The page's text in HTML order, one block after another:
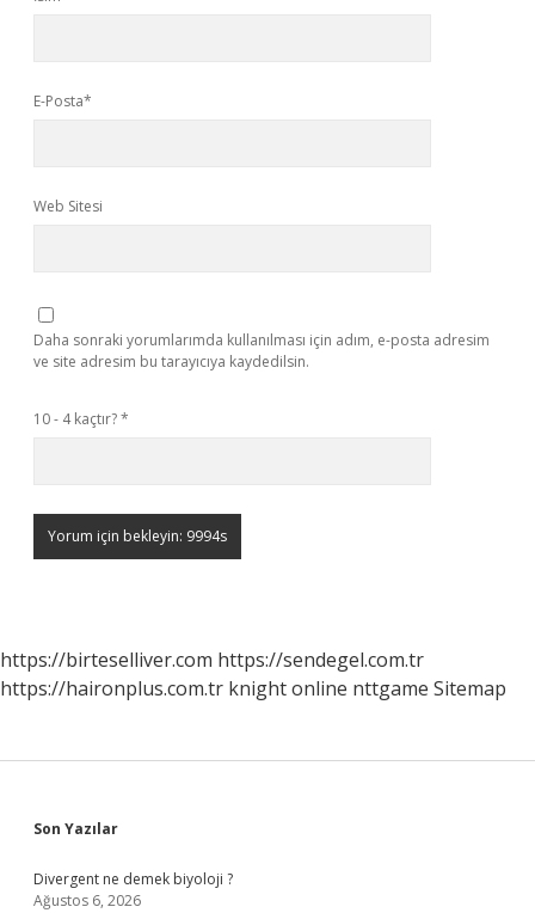
E-Posta*
Web Sitesi
Daha sonraki yorumlarımda kullanılması için adım, e-posta adresim
ve site adresim bu tarayıcıya kaydedilsin.
10 - 4 kaçtır?*
https://birteselliver.com https://sendegel.com.tr
https://haironplus.com.tr knight online nttgame Sitemap
Sidebar
Son Yazılar
Divergent ne demek biyoloji ?
Ağustos 6, 2026